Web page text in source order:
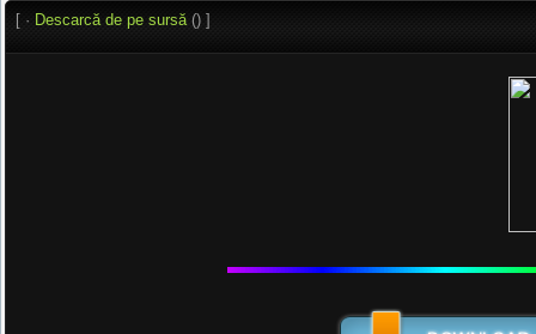
[ · Descarcă de pe sursă() ]